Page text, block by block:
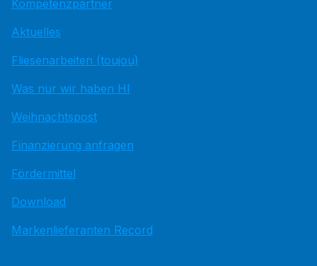
Kompetenzpartner
Aktuelles
Fliesenarbeiten (toujou)
Was nur wir haben HI
Weihnachtspost
Finanzierung anfragen
Fördermittel
Download
Markenlieferanten Record